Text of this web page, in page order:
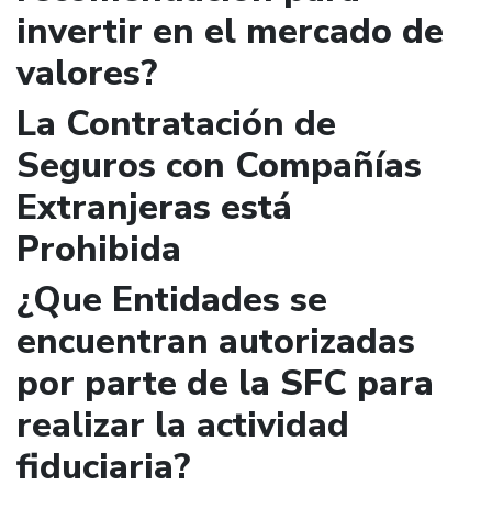
invertir en el mercado de
valores?
La Contratación de
Seguros con Compañías
Extranjeras está
Prohibida
¿Que Entidades se
encuentran autorizadas
por parte de la SFC para
realizar la actividad
fiduciaria?